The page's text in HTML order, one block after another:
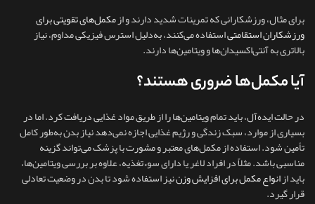
برای مثال، ورزشکارانی که تمرینات شدید دارند و ازمکمل‌های تقویتی برای
ورزشکاران استقامتیاستفاده می‌کنند، به‌دلیل استرس فیزیکی مداوم، نیاز
بالاتری به آنتی‌اکسیدان‌ها و ویتامین‌ها دارند.
آیا مکمل‌ها ضروری هستند؟
در حالت ایده‌آل، باید تمام ویتامین‌ها را از طریق مواد غذایی دریافت کرد. اما در
بسیاری از موارد، سبک زندگی و رژیم غذایی اجازه نمی‌دهد نیاز بدن به‌طور کامل
تأمین شود. استفاده از مکمل‌های معتبر و مشورت با پزشک می‌تواند گزینه
مناسبی باشد. مثلاً در افراد لاغر یا دارای سوءتغذیه، علاوه بر بررسی ویتامین‌ها،
باید ازانواع مکمل برای افزایش وزننیز استفاده شود تا بدن در وضعیت تعادلی
قرار گیرد.